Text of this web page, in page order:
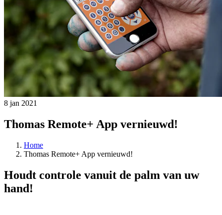
8 jan 2021
Thomas Remote+ App vernieuwd!
Home
Thomas Remote+ App vernieuwd!
Houdt controle vanuit de palm van uw
hand!